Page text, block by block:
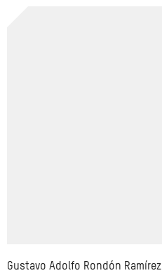
Gustavo Adolfo Rondón Ramírez